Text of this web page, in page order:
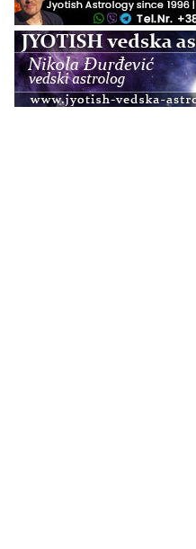
Osnovni ThetaHealing® tečaj,
22.08.
Pula
Access BARS®, otpusti stres
23.08.
Pula